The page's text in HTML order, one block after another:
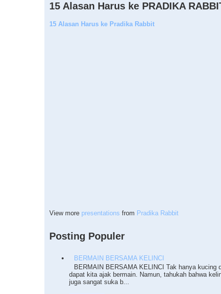
15 Alasan Harus ke PRADIKA
15 Alasan Harus ke Pradika Rabbit
View more presentations from Pradika Rabbit
Posting Populer
BERMAIN BERSAMA KELINCI
BERMAIN BERSAMA KELINCI Tak hanya kucing
dapat kita ajak bermain. Namun, tahukah bahwa
juga sangat suka b...